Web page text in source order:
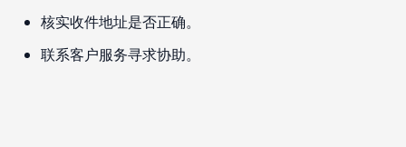
核实收件地址是否正确。
联系客户服务寻求协助。